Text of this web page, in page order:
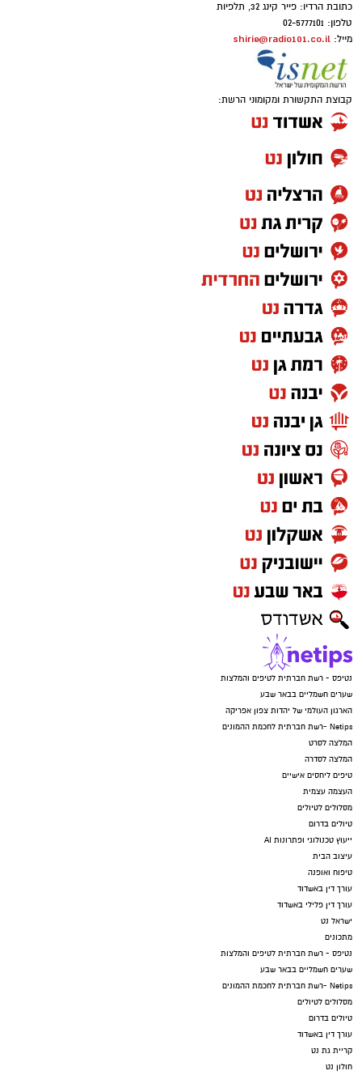
כתובת הרדיו: פייר קינג 32, תלפיות
טלפון: 02-5777101
מייל: shirie@radio101.co.il
קבוצת התקשורת ומקומוני הרשת:
נטיפס - רשת חברתית לטיפים והמלצות
שערים חשמליים בבאר שבע
הארגון העולמי של יהדות צפון אפריקה
Netips -רשת חברתית לחכמת ההמונים
המלצה לסרט
המלצה לסדרה
טיפים ליחסים אישיים
העצמה עצמית
מסלולים לטיולים
טיולים בדרום
ייעוץ טכנולוגי ופתרונות AI
עיצוב הבית
טיפוח ואופנה
עורך דין באשדוד
עורך דין פלילי באשדוד
ישראל נט
מתכונים
נטיפס - רשת חברתית לטיפים והמלצות
שערים חשמליים בבאר שבע
Netips -רשת חברתית לחכמת ההמונים
מסלולים לטיולים
טיולים בדרום
עורך דין באשדוד
קריית גת נט
חולון נט